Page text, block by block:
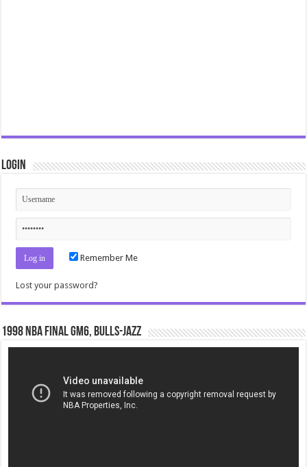
Login
Remember Me
Lost your password?
1998 NBA Final gm6, Bulls-Jazz